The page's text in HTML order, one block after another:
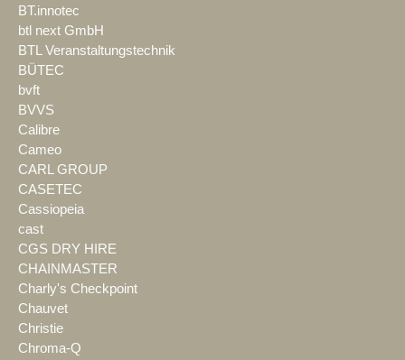
BT.innotec
btl next GmbH
BTL Veranstaltungstechnik
BÜTEC
bvft
BVVS
Calibre
Cameo
CARL GROUP
CASETEC
Cassiopeia
cast
CGS DRY HIRE
CHAINMASTER
Charly's Checkpoint
Chauvet
Christie
Chroma-Q